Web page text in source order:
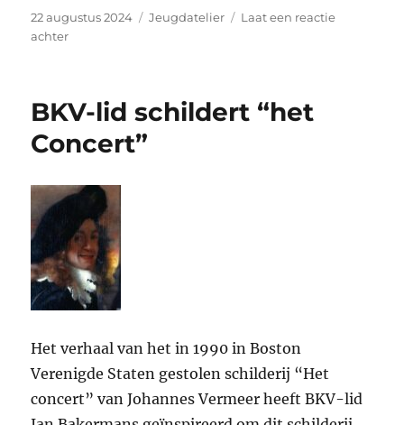
Geplaatst
op
22 augustus 2024 Categorieën
Jeugdatelier
Laat een reactie
achterop
BKV-lid schildert “het
Concert”
Het verhaal van het in 1990 in Boston
Verenigde Staten gestolen schilderij “Het
concert” van Johannes Vermeer heeft BKV-lid